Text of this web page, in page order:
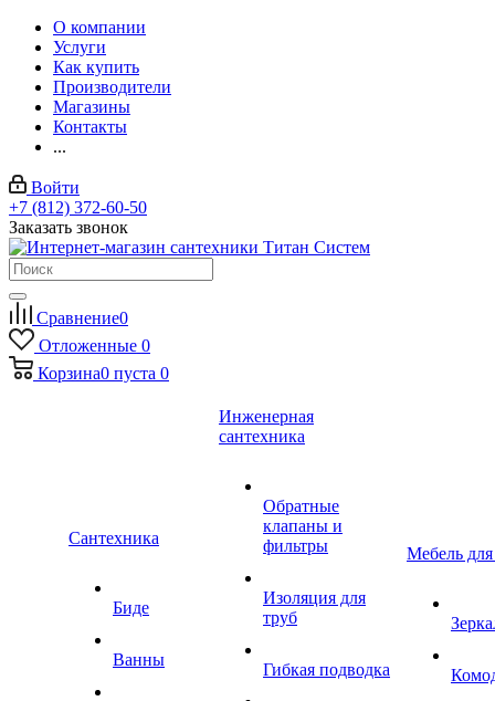
О компании
Услуги
Как купить
Производители
Магазины
Контакты
...
Войти
+7 (812) 372-60-50
Заказать звонок
Сравнение0
Отложенные 0
Корзина0 пуста 0
Сантехника
Биде
Ванны
Инженерная
сантехника
Обратные
клапаны и
фильтры
Изоляция для
труб
Гибкая подводка
Мебель